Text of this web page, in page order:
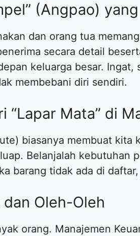
(Angpao)
dan orang tua
secara detail
keluarga besar.
membebani diri sendiri.
Mata” di
biasanya membuat kita
Belanjalah kebutuhan
barang tidak ada di
Oleh-Oleh
orang. Manajemen